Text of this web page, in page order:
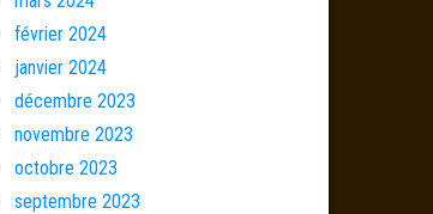
février 2024
janvier 2024
décembre 2023
novembre 2023
octobre 2023
septembre 2023